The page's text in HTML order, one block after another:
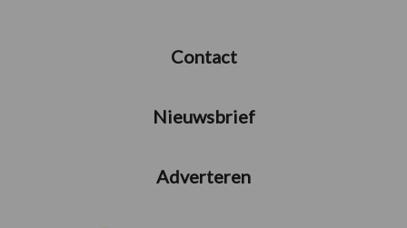
Contact
Nieuwsbrief
Adverteren